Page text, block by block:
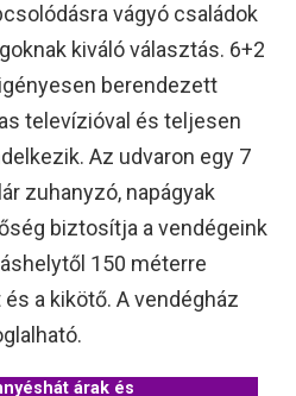
vágyó családok
kiváló választás. 6+2
berendezett
televízióval és teljesen
Az udvaron egy 7
zuhanyzó, napágyak
biztosítja a vendégeink
150 méterre
a kikötő. A vendégház
árak és